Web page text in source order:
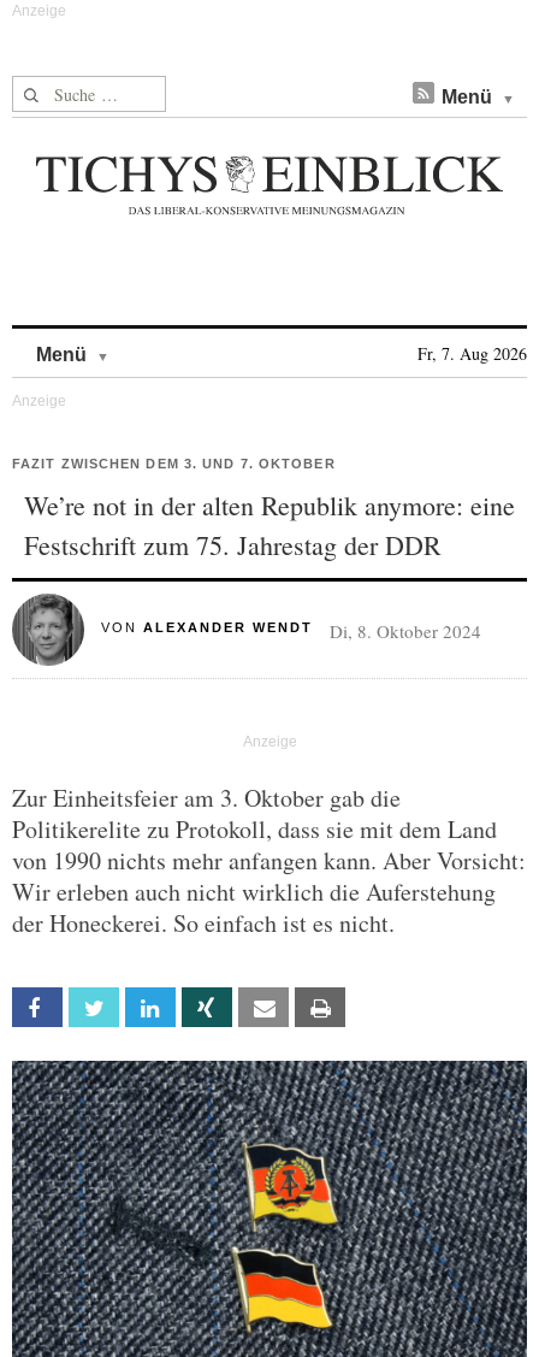
Suche nach: Menü
Menü Fr, 7. Aug 2026
FAZIT ZWISCHEN DEM 3. UND 7. OKTOBER
We’re not in der alten Republik anymore: eine
Festschrift zum 75. Jahrestag der DDR
VON ALEXANDER WENDT Di, 8. Oktober 2024
Zur Einheitsfeier am 3. Oktober gab die
Politikerelite zu Protokoll, dass sie mit dem Land
von 1990 nichts mehr anfangen kann. Aber Vorsicht:
Wir erleben auch nicht wirklich die Auferstehung
der Honeckerei. So einfach ist es nicht.
Facebook Twitter Linkedin Xing Email